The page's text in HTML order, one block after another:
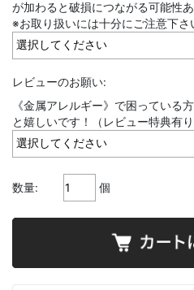
が加わると破損につながる可能性あ
※お取り扱いには十分にご注意下さ
レビューのお願い:
《金属アレルギー》で困っている
と嬉しいです！（レビュー特典有り
数量: 個